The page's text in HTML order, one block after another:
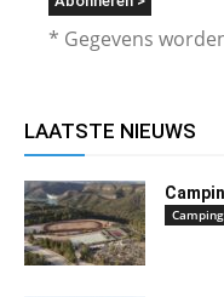
* Gegevens
LAATSTE NIEUWS